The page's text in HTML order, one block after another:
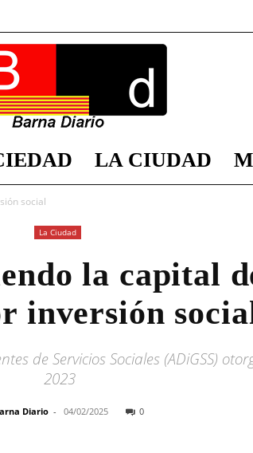
Diario
LA CIUDAD
social
La Ciudad
la capital
inversión
de Servicios Sociales (ADiGSS)
2023
Diario - 04/02/2025 0